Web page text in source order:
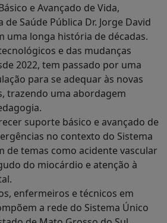
e Avançado de Vida,
Saúde Pública Dr. Jorge David
uma longa história de décadas.
e das mudanças
2022, tem passado por uma
para se adequar às novas
trazendo uma abordagem
suporte básico e avançado de
no contexto do Sistema
de temas como acidente vascular
do miocárdio e atenção à
enfermeiros e técnicos em
a rede do Sistema Único